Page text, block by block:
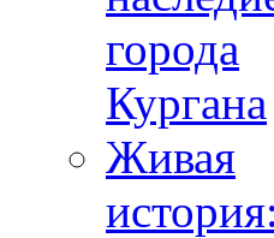
города
Кургана
Живая
история: